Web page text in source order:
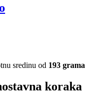
sredinu od 193 grama
koraka